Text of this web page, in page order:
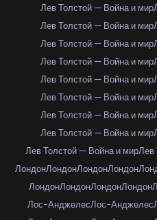
Лев Толстой — Война и мир
Лев Толстой — Война и мир
Лев Толстой — Война и мир
Лев Толстой — Война и мир
Лев Толстой — Война и мир
Лев Толстой — Война и мир
Лев Толстой — Война и мир
Лев Толстой — Война и мир
Лев Толстой — Война и мирЛев
ЛондонЛондонЛондонЛондон
ЛондонЛондонЛондонЛондон
Лос-АнджелесЛос-Анджелес